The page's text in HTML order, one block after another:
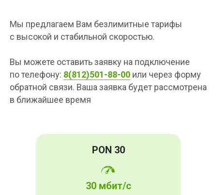
Мы предлагаем Вам безлимитные тарифы
с высокой и стабильной скоростью.
Вы можете оставить заявку на подключение
по телефону: 8(812)501-88-00 или через форму
обратной связи. Ваша заявка будет рассмотрена
в ближайшее время
PON 30
30 мбит/с